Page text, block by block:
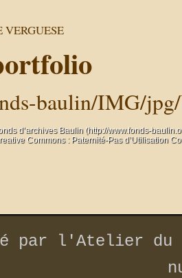
baulin/IMG/
d’archives Baulin (http://www.fonds-
Commons : Paternité-Pas d’Utilisation
par
l'Atelier du